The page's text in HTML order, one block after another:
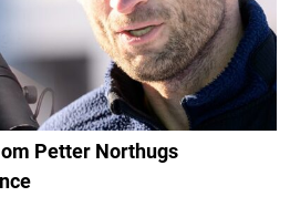
Petter Northugs